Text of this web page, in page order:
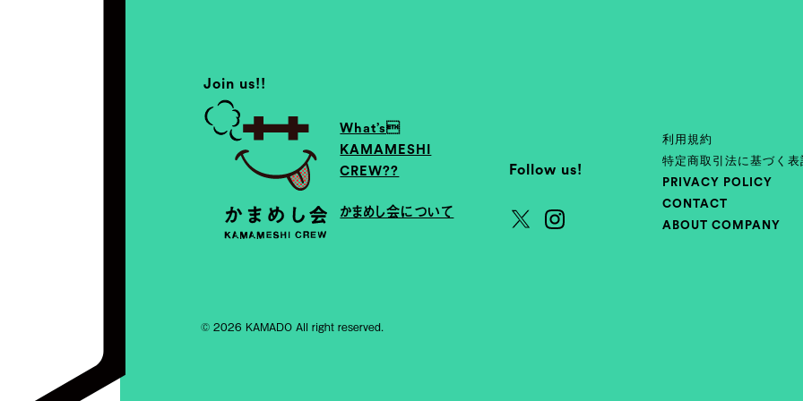
Join us!!
What’s
KAMAMESHI
CREW??
かまめし会について
Follow us!
利用規約
特定商取引法に基づく表
PRIVACY POLICY
CONTACT
ABOUT COMPANY
© 2026 KAMADO All right reserved.